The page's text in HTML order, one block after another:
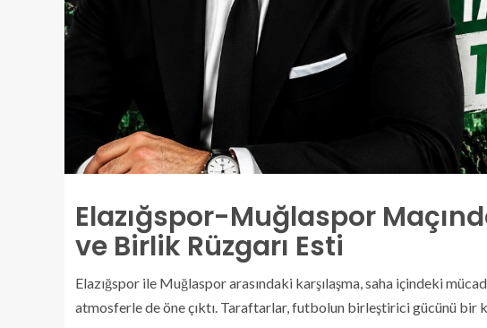
Elazığspor-Muğlaspor
ve Birlik Rüzgarı Esti
Elazığspor ile Muğlaspor arasındaki karşılaşma, saha içindeki
atmosferle de öne çıktı. Taraftarlar, futbolun birleştirici gücünü bir